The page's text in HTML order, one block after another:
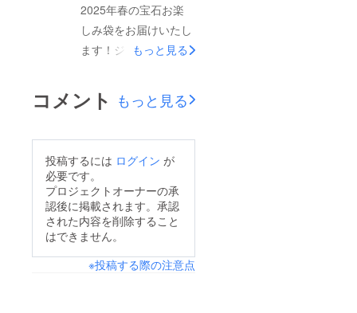
本日が最終日★となっ
ております。是非とも
ご支援よろしくお願い
2025年春の宝石お楽
しみ袋をお届けいたし
ます！ジュエリー・か
級のスペシャルパック
をご用意させていただ
200ct以上保証の超・
超・スペシャルパック
です！！さらに、ご支
援様全員にプレゼント
ただきました。ランダ
もっと見る
コメント もっと見る
投稿するには ログイン が
必要です。
プロジェクトオーナーの承
認後に掲載されます。承認
された内容を削除すること
はできません。
※投稿する際の注意点